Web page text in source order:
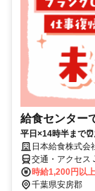
給食センター
平日×14時半まで
日本給食株式会
交通・アクセス
時給1,200円以上
千葉県安房郡